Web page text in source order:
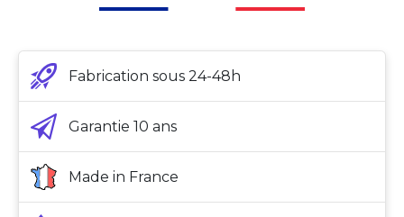
Fabrication sous 24-48h
Garantie 10 ans
Made in France